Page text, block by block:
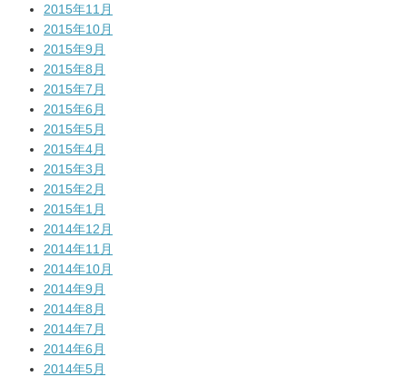
2015年11月
2015年10月
2015年9月
2015年8月
2015年7月
2015年6月
2015年5月
2015年4月
2015年3月
2015年2月
2015年1月
2014年12月
2014年11月
2014年10月
2014年9月
2014年8月
2014年7月
2014年6月
2014年5月